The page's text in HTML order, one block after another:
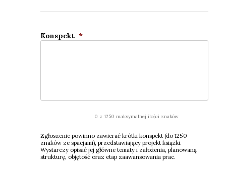
Kon­spekt *
0 z 1250 maksymalnej ilości znaków
Zgło­sze­nie powin­no zawie­rać krót­ki kon­spekt (do 1250
zna­ków ze spa­cja­mi), przed­sta­wia­ją­cy pro­jekt książ­ki.
Wystar­czy opi­sać jej głów­ne tema­ty i zało­że­nia, pla­no­wa­ną
struk­tu­rę, obję­tość oraz etap zaawan­so­wa­nia prac.